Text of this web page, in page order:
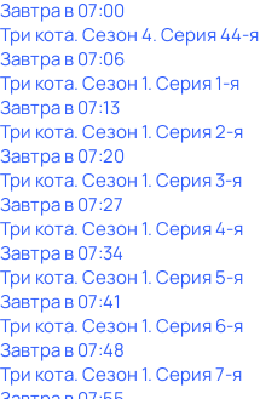
Завтра в 07:00
Три кота. Сезон 4. Серия 44-я
Завтра в 07:06
Три кота. Сезон 1. Серия 1-я
Завтра в 07:13
Три кота. Сезон 1. Серия 2-я
Завтра в 07:20
Три кота. Сезон 1. Серия 3-я
Завтра в 07:27
Три кота. Сезон 1. Серия 4-я
Завтра в 07:34
Три кота. Сезон 1. Серия 5-я
Завтра в 07:41
Три кота. Сезон 1. Серия 6-я
Завтра в 07:48
Три кота. Сезон 1. Серия 7-я